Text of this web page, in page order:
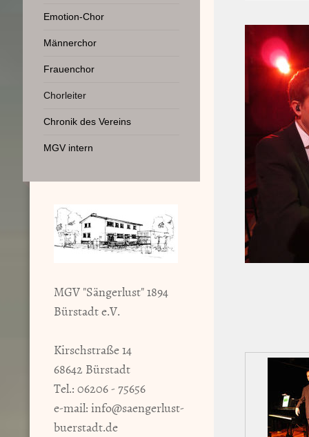
Emotion-Chor
Männerchor
Frauenchor
Chorleiter
Chronik des Vereins
MGV intern
MGV "Sängerlust" 1894
Bürstadt e.V.
Kirschstraße 14
68642 Bürstadt
Tel.: 06206 - 75656
e-mail:info@saengerlust-
buerstadt.de